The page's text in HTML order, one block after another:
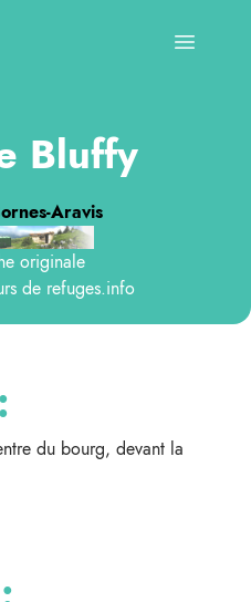
Open
Bluffy
Aravis
originale
de refuges.info
du bourg, devant la